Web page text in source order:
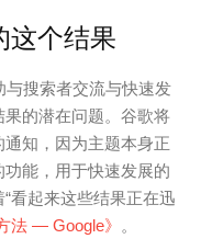
这个结果
与搜索者交流与快速发
的潜在问题。谷歌将
知，因为主题本身正
能，用于快速发展的
看起来这些结果正在迅
法 — Google》 。